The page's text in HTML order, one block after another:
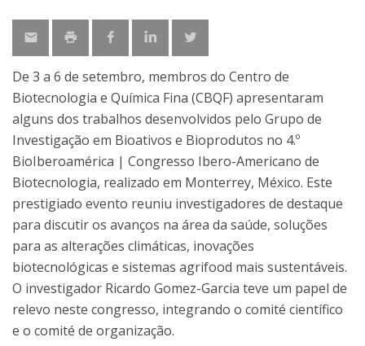
De 3 a 6 de setembro, membros do Centro de
Biotecnologia e Química Fina (CBQF) apresentaram
alguns dos trabalhos desenvolvidos pelo Grupo de
Investigação em Bioativos e Bioprodutos no 4.º
BioIberoamérica | Congresso Ibero-Americano de
Biotecnologia, realizado em Monterrey, México. Este
prestigiado evento reuniu investigadores de destaque
para discutir os avanços na área da saúde, soluções
para as alterações climáticas, inovações
biotecnológicas e sistemas agrifood mais sustentáveis.
O investigador Ricardo Gomez-Garcia teve um papel de
relevo neste congresso, integrando o comité científico
e o comité de organização.